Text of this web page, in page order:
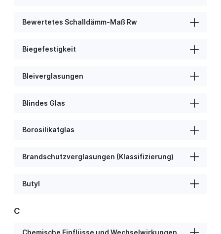
Bewertetes Schalldämm-Maß Rw
Biegefestigkeit
Bleiverglasungen
Blindes Glas
Borosilikatglas
Brandschutzverglasungen (Klassifizierung)
Butyl
C
Chemische Einflüsse und Wechselwirkungen